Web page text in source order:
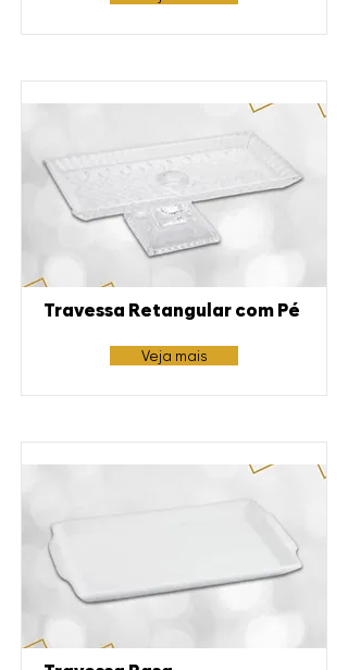
Travessa Retangular com Pé
Veja mais